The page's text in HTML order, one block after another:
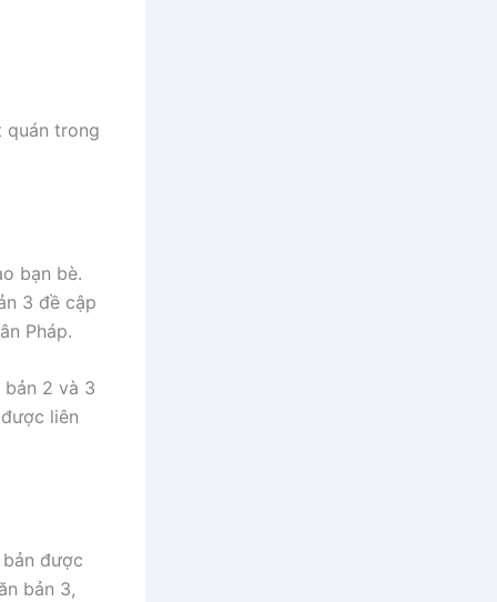
quán trong
bạn bè.
3 đề cập
Pháp.
bản 2 và 3
liên
được
bản 3,